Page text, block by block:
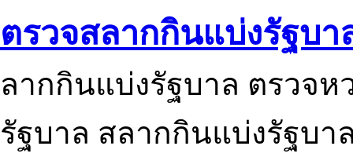
ตรวจสลากกินแบ่งรัฐบา
ลากกินแบ่งรัฐบาล ตรวจ
รัฐบาล สลากกินแบ่งรัฐบา